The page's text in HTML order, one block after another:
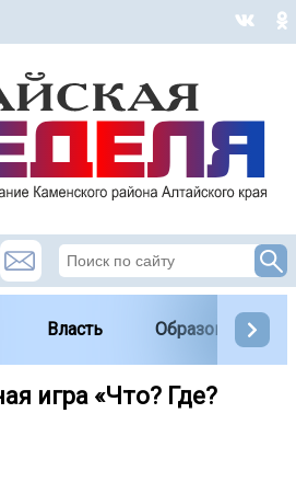
Власть Образование
игра «Что? Где?